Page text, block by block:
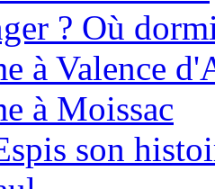
? Où
à Valence
à Moissac
son